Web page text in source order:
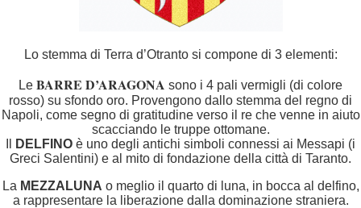
Lo stemma di Terra d’Otranto si compone di 3 elementi:
Le BARRE D’ARAGONA sono i 4 pali vermigli (di colore
rosso) su sfondo oro. Provengono dallo stemma del regno di
Napoli, come segno di gratitudine verso il re che venne in aiuto
scacciando le truppe ottomane.
DELFINO è uno degli antichi simboli connessi ai Messapi (i
Greci Salentini) e al mito di fondazione della città di Taranto.
La MEZZALUNA o meglio il quarto di luna, in bocca al delfino,
a rappresentare la liberazione dalla dominazione straniera.